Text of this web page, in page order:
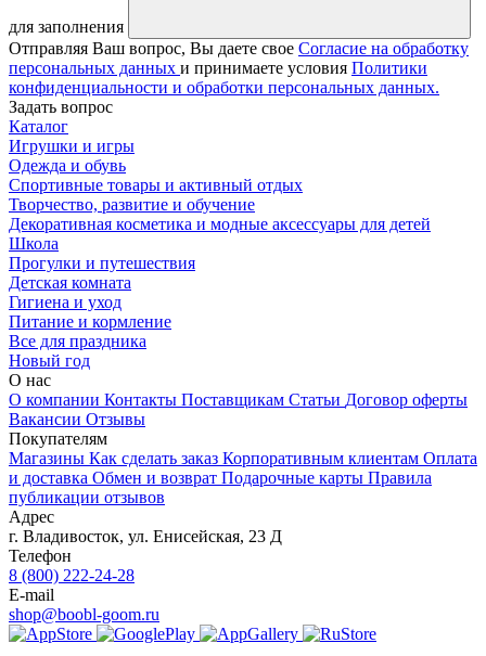
для заполнения
Отправляя Ваш вопрос, Вы даете свое Согласие на обработку
персональных данных и принимаете условия Политики
конфиденциальности и обработки персональных данных.
Задать вопрос
Каталог
Игрушки и игры
Одежда и обувь
Спортивные товары и активный отдых
Творчество, развитие и обучение
Декоративная косметика и модные аксессуары для детей
Школа
Прогулки и путешествия
Детская комната
Гигиена и уход
Питание и кормление
Все для праздника
Новый год
О нас
О компании Контакты Поставщикам Статьи Договор оферты
Вакансии Отзывы
Покупателям
Магазины Как сделать заказ Корпоративным клиентам Оплата
и доставка Обмен и возврат Подарочные карты Правила
публикации отзывов
Адрес
г. Владивосток, ул. Енисейская, 23 Д
Телефон
8 (800) 222-24-28
E-mail
shop@boobl-goom.ru